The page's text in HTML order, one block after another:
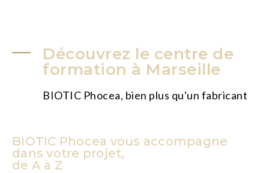
Découvrez le centre de
formation à Marseille
BIOTIC Phocea, bien plus qu'un fabricant
BIOTIC Phocea vous accompagne
dans votre projet,
de A à Z